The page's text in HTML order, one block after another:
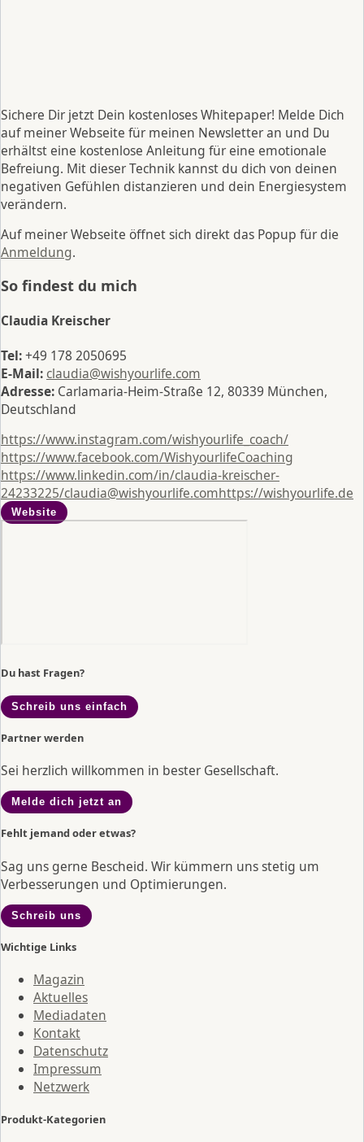
Sichere Dir jetzt Dein kostenloses Whitepaper! Melde Dich
auf meiner Webseite für meinen Newsletter an und Du
erhältst eine kostenlose Anleitung für eine emotionale
Befreiung. Mit dieser Technik kannst du dich von deinen
negativen Gefühlen distanzieren und dein Energiesystem
verändern.
Auf meiner Webseite öffnet sich direkt das Popup für die
Anmeldung.
So findest du mich
Claudia Kreischer
Tel:+49 178 2050695
E-Mail: claudia@wishyourlife.com
Adresse: Carlamaria-Heim-Straße 12, 80339 München,
Deutschland
https://www.instagram.com/wishyourlife_coach/
https://www.facebook.com/WishyourlifeCoaching
https://www.linkedin.com/in/claudia-kreischer-
24233225/claudia@wishyourlife.comhttps://wishyourlife.de
Website
Du hast Fragen?
Schreib uns einfach
Partner werden
Sei herzlich willkommen in bester Gesellschaft.
Melde dich jetzt an
Fehlt jemand oder etwas?
Sag uns gerne Bescheid. Wir kümmern uns stetig um
Verbesserungen und Optimierungen.
Schreib uns
Wichtige Links
Magazin
Aktuelles
Mediadaten
Kontakt
Datenschutz
Impressum
Netzwerk
Produkt-Kategorien